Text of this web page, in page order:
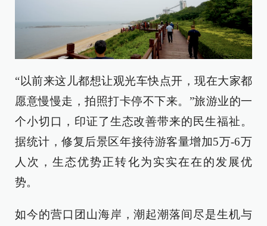
“以前来这儿都想让观光车快点开，现在大家都
愿意慢慢走，拍照打卡停不下来。”旅游业的一
个小切口，印证了生态改善带来的民生福祉。
据统计，修复后景区年接待游客量增加5万-6万
人次，生态优势正转化为实实在在的发展优
势。
如今的营口团山海岸，潮起潮落间尽是生机与